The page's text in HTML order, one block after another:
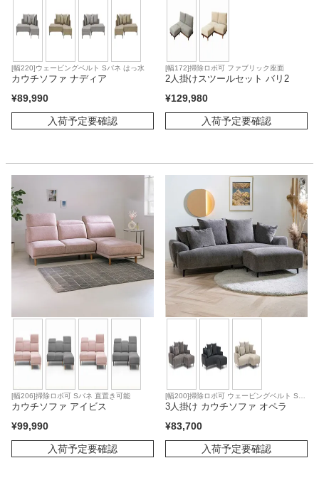
[幅220]ウェービングベルト Sバネ はっ水
カウチソファ ナディア
¥89,990
入荷予定要確認
[幅172]掃除ロボ可 ファブリック座面
2人掛けスツールセット バリ2
¥129,980
入荷予定要確認
[幅206]掃除ロボ可 Sバネ 直置き可能
カウチソファ アイビス
¥99,990
入荷予定要確認
[幅200]掃除ロボ可 ウェービングベルト Sバ
ネ 直置き可能
3人掛け カウチソファ オペラ
¥83,700
入荷予定要確認